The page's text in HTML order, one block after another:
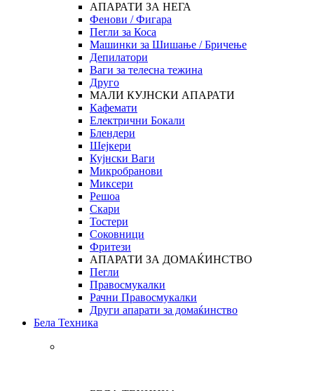
АПАРАТИ ЗА НЕГА
Фенови / Фигара
Пегли за Коса
Машинки за Шишање / Бричење
Депилатори
Ваги за телесна тежина
Друго
МАЛИ КУЈНСКИ АПАРАТИ
Кафемати
Електрични Бокали
Блендери
Шејкери
Кујнски Ваги
Микробранови
Миксери
Решоа
Скари
Тостери
Соковници
Фритези
АПАРАТИ ЗА ДОМАЌИНСТВО
Пегли
Правосмукалки
Рачни Правосмукалки
Други апарати за домаќинство
Бела Техника